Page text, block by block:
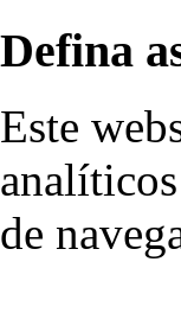
Defina
Este
de